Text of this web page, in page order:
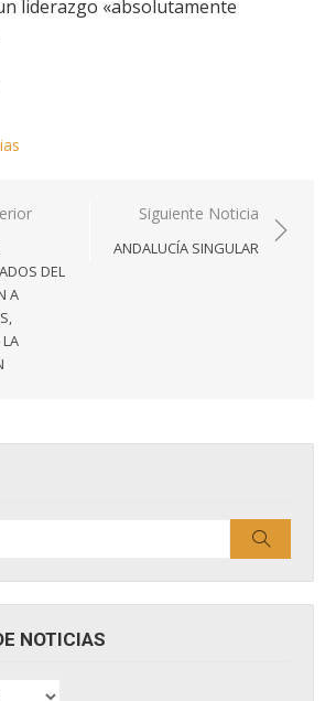
liderazgo «absolutamente
DEL
A
Siguiente Noticia
ANDALUCÍA SINGULAR
NOTICIAS